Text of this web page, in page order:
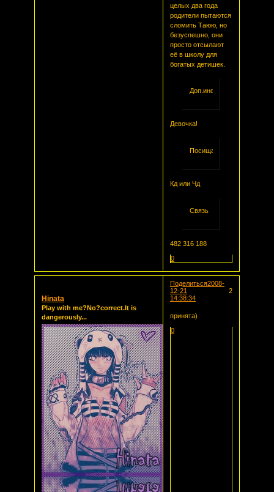
целых два года
родители пытаются
сломить Таюю, но
безуспешно, они
просто отсылают
её в школу для
богатых детишек.
Доп.информация
Девочка!
Посищаемость
Кд или Чд
Связь
482 316 188
0
Поделиться
2
2008-
12-21
14:38:34
Hinata
Play with me?No?correct.It is
dangerously...
принята)
0